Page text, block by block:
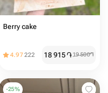
Berry cake
4.97222 18 915֏19 500֏
-25%